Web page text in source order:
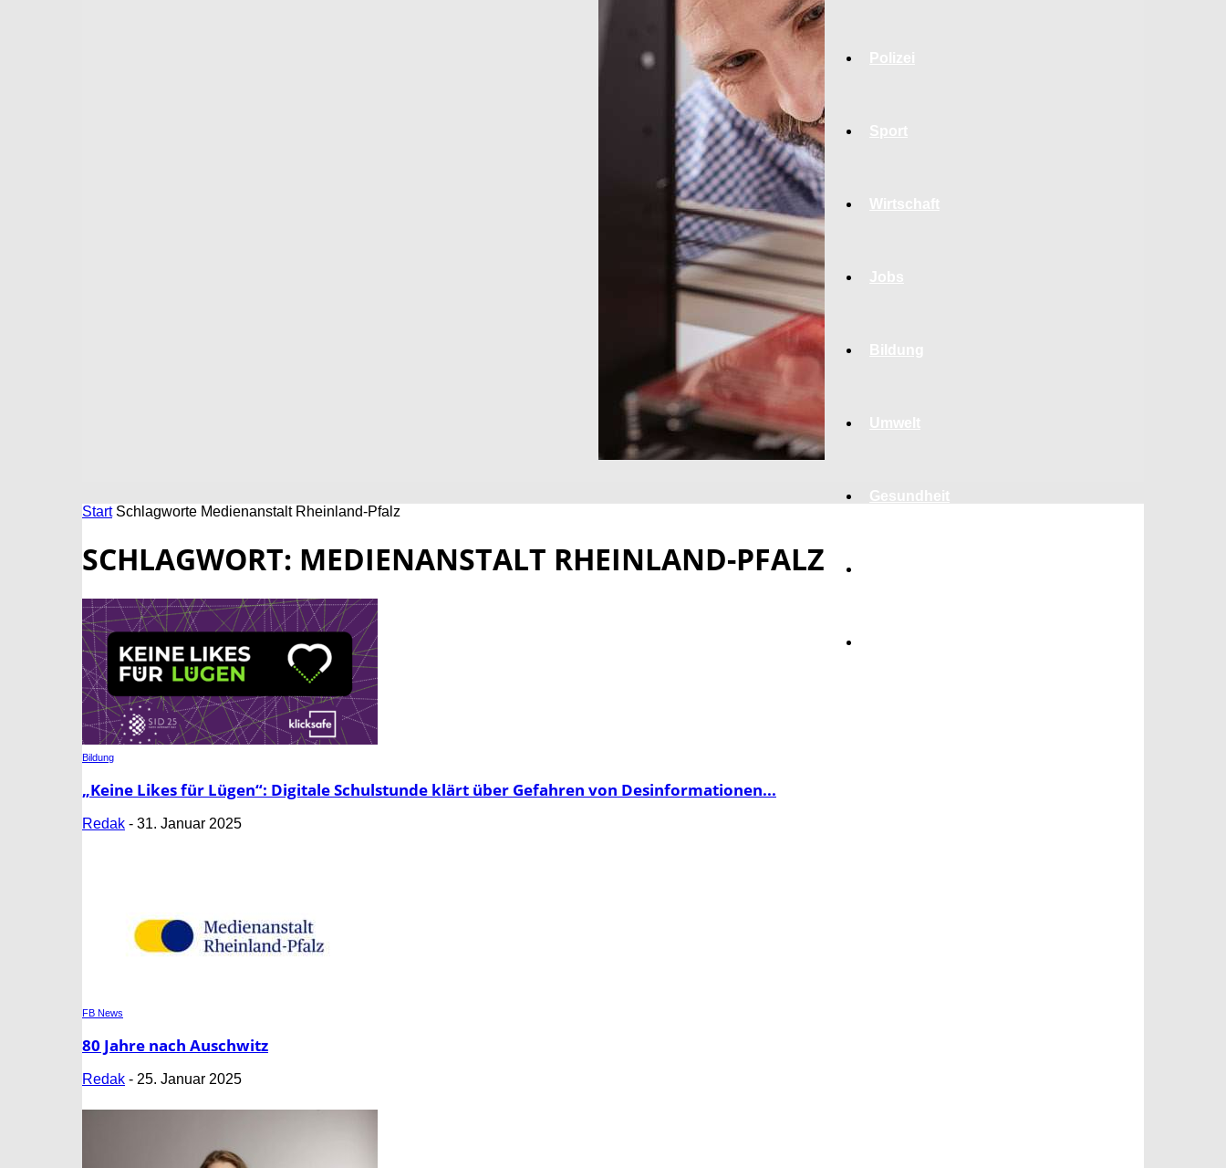
Gesundheit
Start Schlagworte Medienanstalt Rheinland-Pfalz
SCHLAGWORT: MEDIENANSTALT RHEINLAND-PFALZ
Bildung
„Keine Likes für Lügen“: Digitale Schulstunde klärt über Gefahren von Desinformationen...
Redak - 31. Januar 2025
FB News
80 Jahre nach Auschwitz
Redak - 25. Januar 2025